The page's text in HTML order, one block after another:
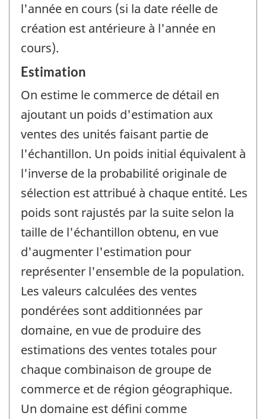
l'année en cours (si la date réelle de
création est antérieure à l'année en
cours).
Estimation
On estime le commerce de détail en
ajoutant un poids d'estimation aux
ventes des unités faisant partie de
l'échantillon. Un poids initial équivalent à
l'inverse de la probabilité originale de
sélection est attribué à chaque entité. Les
poids sont rajustés par la suite selon la
taille de l'échantillon obtenu, en vue
d'augmenter l'estimation pour
représenter l'ensemble de la population.
Les valeurs calculées des ventes
pondérées sont additionnées par
domaine, en vue de produire des
estimations des ventes totales pour
chaque combinaison de groupe de
commerce et de région géographique.
Un domaine est défini comme